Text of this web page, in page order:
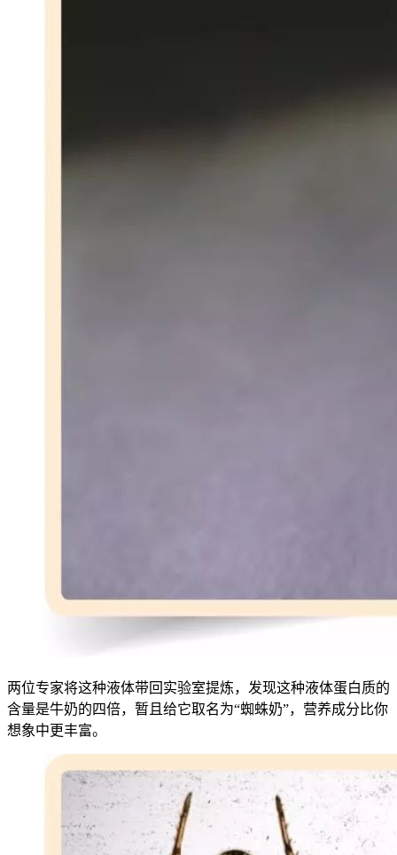
两位专家将这种液体带回实验室提炼，发现这种液体蛋白质的
含量是牛奶的四倍，暂且给它取名为“蜘蛛奶”，营养成分比你
想象中更丰富。